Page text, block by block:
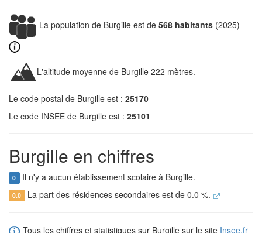
La population de Burgille est de 568 habitants (2025)
L'altitude moyenne de Burgille 222 mètres.
Le code postal de Burgille est : 25170
Le code INSEE de Burgille est : 25101
Burgille en chiffres
0 Il n'y a aucun établissement scolaire à Burgille.
0.0 La part des résidences secondaires est de 0.0 %.
Tous les chiffres et statistiques sur Burgille sur le site Insee.fr